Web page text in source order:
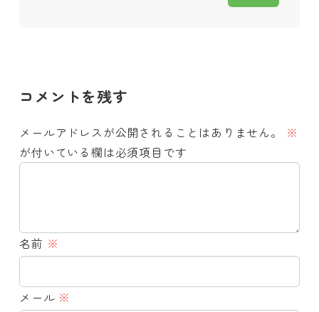
コメントを残す
メールアドレスが公開されることはありません。
※
が付いている欄は必須項目です
名前 ※
メール ※